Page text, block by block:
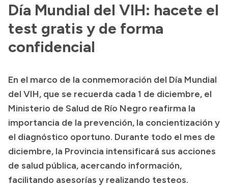
Consejos locales
Transparencia
Boletín Oficial
Compras y licitaciones
Consulta de expedientes
Consulta de pago a proveedores
Convocatorias
Intranet
Día Mundial del VIH: hacete el
test gratis y de forma
confidencial
En el marco de la conmemoración del Día Mundial
del VIH, que se recuerda cada 1 de diciembre, el
Ministerio de Salud de Río Negro reafirma la
importancia de la prevención, la concientización y
el diagnóstico oportuno. Durante todo el mes de
diciembre, la Provincia intensificará sus acciones
de salud pública, acercando información,
facilitando asesorías y realizando testeos.